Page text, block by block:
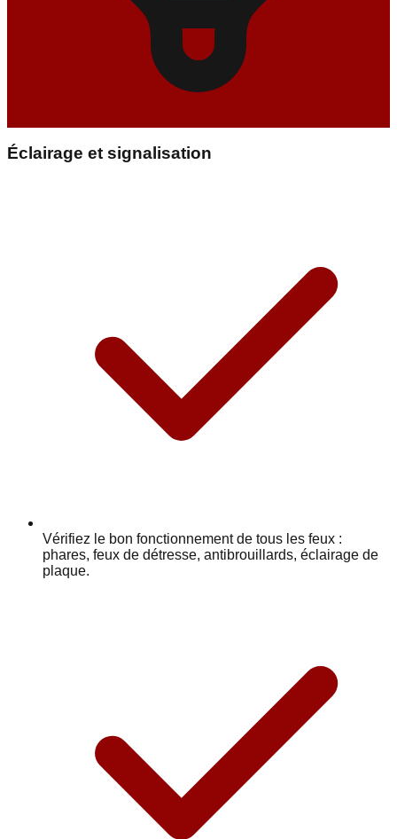
Éclairage et signalisation
Vérifiez le bon fonctionnement de tous les feux :
phares, feux de détresse, antibrouillards, éclairage de
plaque.